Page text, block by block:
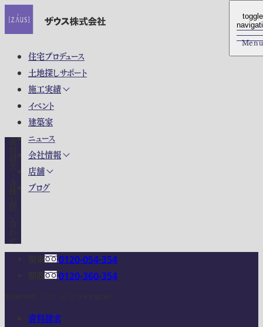
住宅プロデュース
土地探しサポート
施工実績
イベント
建築家
ニュース
会社情報
店舗
ブログ
toggle
Menu
toggle
Menu
0120-054-354
0120-360-354
資料請求